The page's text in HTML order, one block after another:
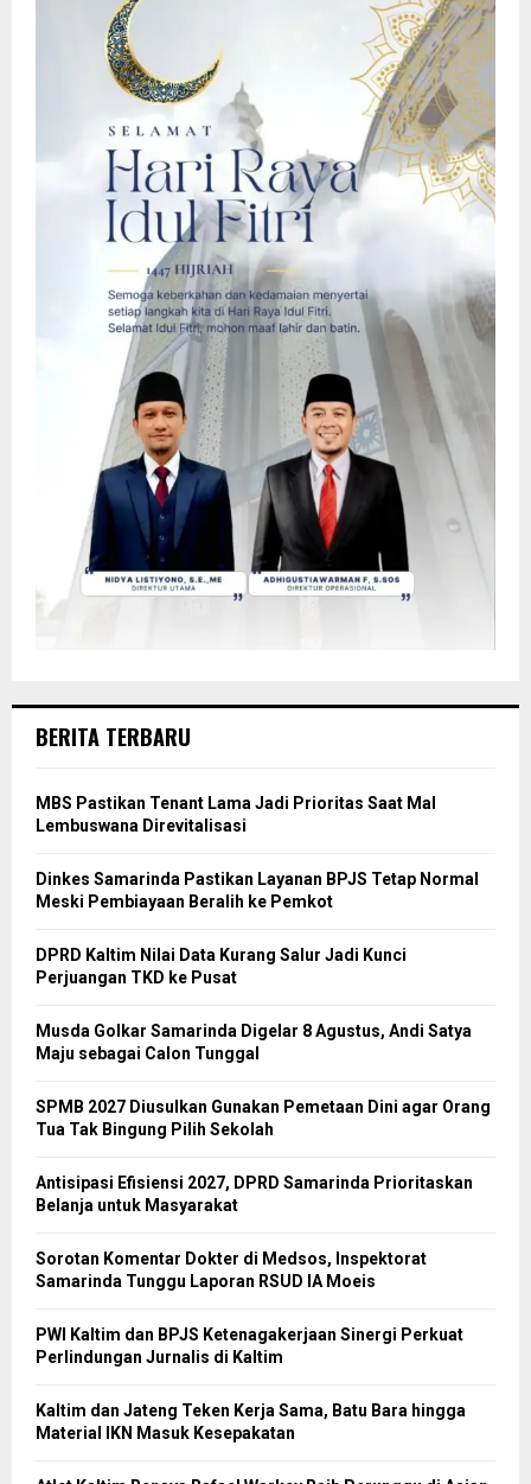
BERITA TERBARU
MBS Pastikan Tenant Lama Jadi Prioritas Saat Mal
Lembuswana Direvitalisasi
Dinkes Samarinda Pastikan Layanan BPJS Tetap Normal
Meski Pembiayaan Beralih ke Pemkot
DPRD Kaltim Nilai Data Kurang Salur Jadi Kunci
Perjuangan TKD ke Pusat
Musda Golkar Samarinda Digelar 8 Agustus, Andi Satya
Maju sebagai Calon Tunggal
SPMB 2027 Diusulkan Gunakan Pemetaan Dini agar Orang
Tua Tak Bingung Pilih Sekolah
Antisipasi Efisiensi 2027, DPRD Samarinda Prioritaskan
Belanja untuk Masyarakat
Sorotan Komentar Dokter di Medsos, Inspektorat
Samarinda Tunggu Laporan RSUD IA Moeis
PWI Kaltim dan BPJS Ketenagakerjaan Sinergi Perkuat
Perlindungan Jurnalis di Kaltim
Kaltim dan Jateng Teken Kerja Sama, Batu Bara hingga
Material IKN Masuk Kesepakatan